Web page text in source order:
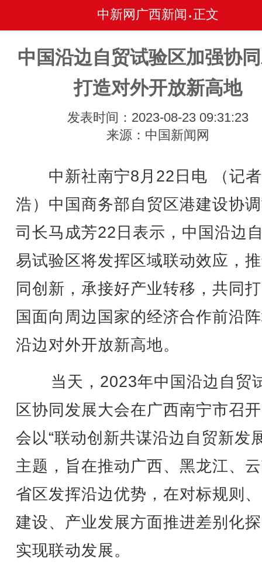
中新网广西新闻 • 正文
中国沿边自贸试验区加强协
打造对外开放新高地
发表时间：2023-08-23 09:31:23
来源：中国新闻网
中新社南宁8月22日电 （记
浩）中国商务部自贸区港建设协
司长马成芳22日表示，中国沿边
易试验区将发挥区域联动效应，
同创新，承接好产业转移，共同
国面向周边国家的经济合作前沿
沿边对外开放新高地。
当天，2023年中国沿边自贸
区协同发展大会在广西南宁市召
会以“联动创新共谋沿边自贸新发
主题，旨在推动广西、黑龙江、
省区发挥沿边优势，在对标规则
建设、产业发展方面推进差别化
实现联动发展。